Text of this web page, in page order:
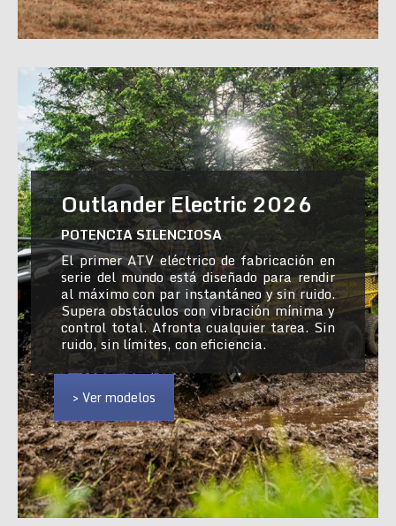
Outlander Electric 2026
POTENCIA SILENCIOSA
El primer ATV eléctrico de fabricación en
serie del mundo está diseñado para rendir
al máximo con par instantáneo y sin ruido.
Supera obstáculos con vibración mínima y
control total. Afronta cualquier tarea. Sin
ruido, sin límites, con eficiencia.
> Ver modelos